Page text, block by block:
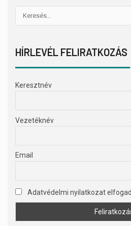
HÍRLEVÉL FELIRATKOZÁS
Keresztnév
Vezetéknév
Email
Adatvédelmi nyilatkozat